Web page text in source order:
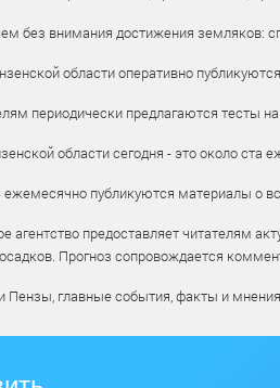
без внимания достижения земляков:
области оперативно
периодически предлагаются тесты
области сегодня - это около ста
публикуются материалы о
агентство предоставляет читателям
Прогноз сопровождается
Пензы, главные события, факты и